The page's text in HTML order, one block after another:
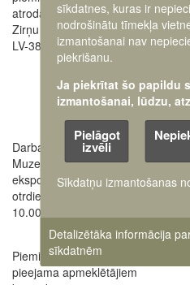
atrodas Saldus novada
Zirņu pagasta „Airītēs",
LV-3853
Darba laiki:
Muzeja iekštelpu
ekspozīcija atvērta no
otrdienas līdz svētdienai
10.00 - 17.00
Piemiņas vieta un teritorija
pieejama apmeklētājiem
sīkdatnes, kuras ir
nodrošinātu tīmekļa
izmantošanai nav
piekrišanu.
Ja piekrītat šo papildu
izmantošanai, lūdzu,
Pielāgot
izvēli
Sīkdatņu izmantošanas
Detalizētāka informācija
sīkdatnēm